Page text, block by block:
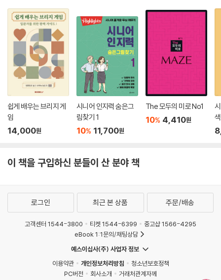
쉽게 배우는 브리지 게
임
14,000원
시니어 인지력 숨은그
림찾기 1
10% 11,700원
The 모두의 미로 No1
10% 4,410원
이 책을 구입하신 분들이 산 분야 책
로그인 최근 본 상품 주문/배송
고객센터 1544-3800 티켓 1544-6399
중고샵 1566-4295
eBook 1:1문의/채팅상담
예스이십사(주) 사업자 정보
이용약관
개인정보처리방침
청소년보호정책
PC버전
회사소개 거래처관계자께